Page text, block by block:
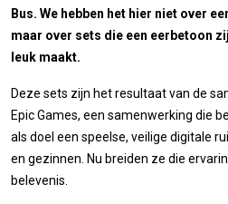
Bus. We hebben het hier niet over
maar over sets die een eerbetoon
leuk maakt.
Deze sets zijn het resultaat van de
Epic Games, een samenwerking die
als doel een speelse, veilige digitale
en gezinnen. Nu breiden ze die
belevenis.